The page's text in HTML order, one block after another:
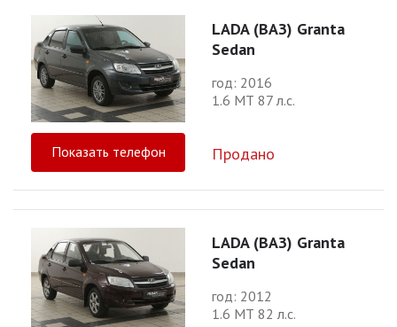
LADA (ВАЗ) Granta
Sedan
год: 2016
1.6 МТ 87 л.с.
Показать телефон Продано
LADA (ВАЗ) Granta
Sedan
год: 2012
1.6 МТ 82 л.с.